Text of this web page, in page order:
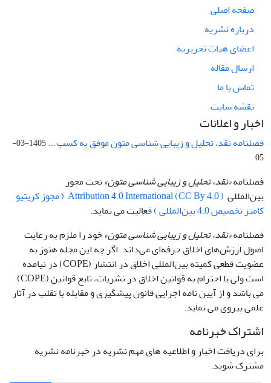
صفحه اصلی
درباره نشریه
اعضای هیات تحریریه
ارسال مقاله
تماس با ما
نقشه سایت
اخبار و اعلانات
فصلنامه نقد، تحلیل و زیبایی شناسی متون موفق به کسب ...
1405-03-
05
فصلنامه«نقد، تحلیل و زیبایی شناسی متون»تحت مجوز
بین‌المللی
Attribution 4.0 International (CC By 4.0 ) ( مجوز کریتیو
کامنز تخصیص 4.0 بین‌المللی ) ف
عالیت می نماید.
فصلنامه«نقد، تحلیل و زیبایی شناسی متون»خود را ملزم به رعایت
اصول ارزش‌های اخلاق حرفه‌ای می‌داند. اگر چه این مجله هنوز به
عضویت قطعی کمیته بین‌المللی اخلاق در انتشار (COPE) در نیامده
است ولی با احترام به قوانین اخلاق در نشریات، تابع قوانین (COPE)
می باشد و از آیین نامه اجرایی قانون پیشگیری و مقابله با تقلب در آثار
علمی پیروی می نماید.
اشتراک خبرنامه
برای دریافت اخبار و اطلاعیه های مهم نشریه در خبرنامه نشریه
مشترک شوید.